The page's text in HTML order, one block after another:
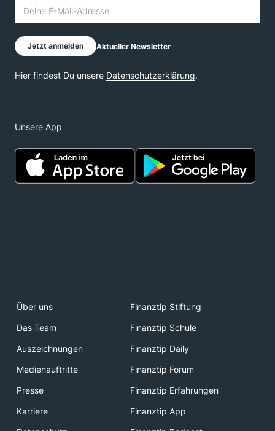
Unsere App
Über uns
Finanztip Stiftung
Das Team
Finanztip Schule
Auszeichnungen
Finanztip Daily
Medienauftritte
Finanztip Forum
Presse
Finanztip Erfahrungen
Karriere
Finanztip App